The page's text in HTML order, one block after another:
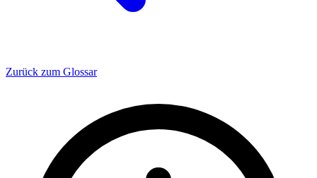
Zurück zum Glossar